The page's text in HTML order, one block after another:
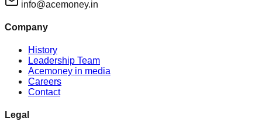
info@acemoney.in
Company
History
Leadership Team
Acemoney in media
Careers
Contact
Legal